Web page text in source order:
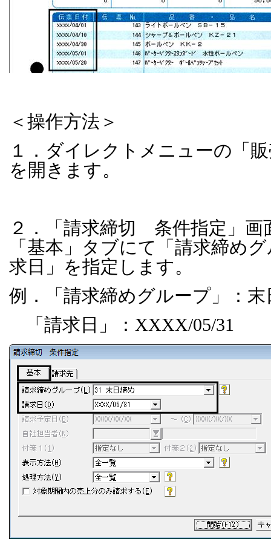
＜操作方法＞
１．ダイレクトメニューの「
を開きます。
２．「請求締切 条件指定」画
「基本」タブにて「請求締め
求日」を指定します。
例．「請求締めグループ」：末
「請求日」： XXXX/05/31